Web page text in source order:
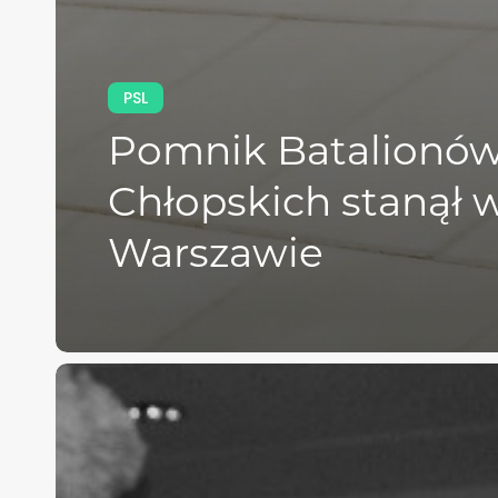
PSL
Pomnik
Chłopskich stanął
Warszawie